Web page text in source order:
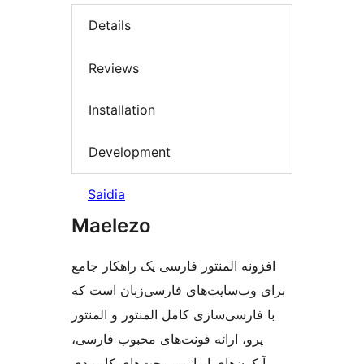
Details
Reviews
Installation
Development
Saidia
Maelezo
افزونه المنتور فارسی یک راهکار جامع
برای وب‌سایت‌های فارسی‌زبان است که
با فارسی‌سازی کامل المنتور و المنتور
پرو، ارائه فونت‌های محبوب فارسی،